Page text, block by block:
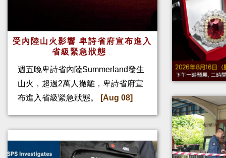
受內陸山火影響 卑詩省府宣布進入
省級緊急狀態
週五晚卑詩省內陸Summerland發生
山火，超過2萬人撤離，卑詩省府宣
布進入省級緊急狀態。
[Aug 08]